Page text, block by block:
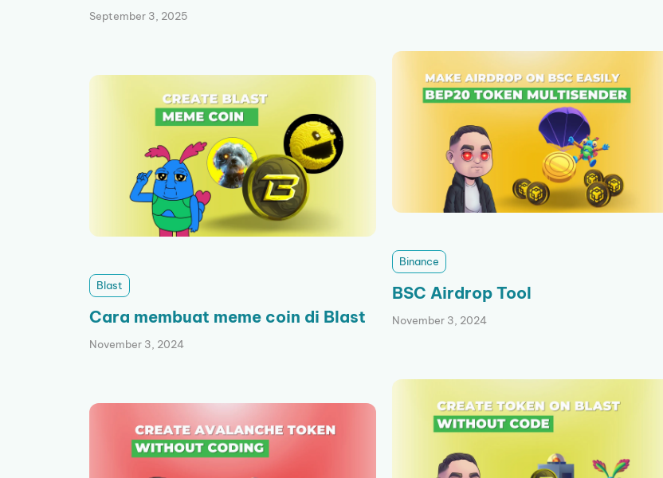
September 3, 2025
Binance
BSC Airdrop Tool
November 3, 2024
Blast
Cara membuat meme coin di Blast
November 3, 2024